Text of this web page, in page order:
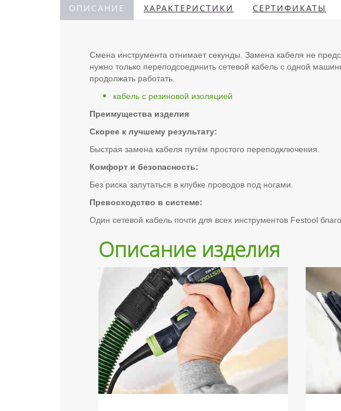
ОПИСАНИЕ ХАРАКТЕРИСТИКИ СЕРТИФИКАТЫ
Смена инструмента отнимает секунды. Замена кабеля не
нужно только переподсоединить сетевой кабель с одной
продолжать работать.
кабель с резиновой изоляцией
Преимущества изделия
Скорее к лучшему результату:
Быстрая замена кабеля путём простого переподключения.
Комфорт и безопасность:
Без риска запутаться в клубке проводов под ногами.
Превосходство в системе:
Один сетевой кабель почти для всех инструментов Festool
Описание изделия